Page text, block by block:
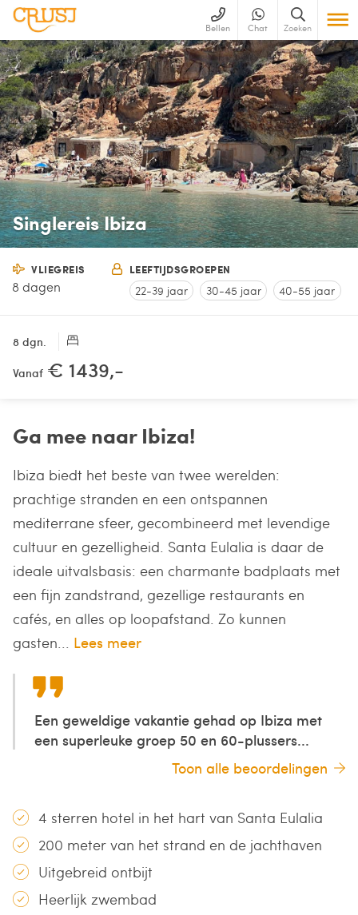
Bellen Chat Zoeken
Singlereis Ibiza
VLIEGREIS
8 dagen
LEEFTIJDSGROEPEN
22-39 jaar 30-45 jaar 40-55 jaar
8 dgn.
Vanaf € 1439,-
Ga mee naar Ibiza!
Ibiza biedt het beste van twee werelden:
prachtige stranden en een ontspannen
mediterrane sfeer, gecombineerd met levendige
cultuur en gezelligheid. Santa Eulalia is daar de
ideale uitvalsbasis: een charmante badplaats met
een fijn zandstrand, gezellige restaurants en
cafés, en alles op loopafstand. Zo kunnen
gasten... Lees meer
Een geweldige vakantie gehad op Ibiza met
een superleuke groep 50 en 60-plussers...
Toon alle beoordelingen
4 sterren hotel in het hart van Santa Eulalia
200 meter van het strand en de jachthaven
Uitgebreid ontbijt
Heerlijk zwembad